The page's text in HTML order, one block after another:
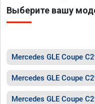
Выберите вашу
Mercedes GLE Coupe
Mercedes GLE Coupe
Mercedes GLE Coupe